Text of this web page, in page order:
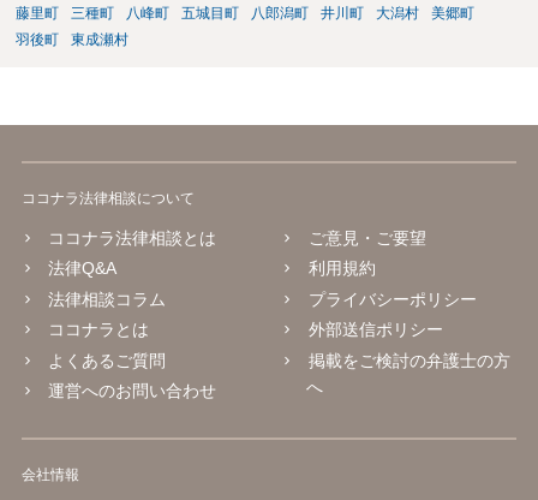
藤里町
三種町 八峰町 五城目町 八郎潟町 井川町 大潟村
美郷町
羽後町
東成瀬村
ココナラ法律相談について
ココナラ法律相談とは
法律Q&A
法律相談コラム
ココナラとは
よくあるご質問
運営へのお問い合わせ
ご意見・ご要望
利用規約
プライバシーポリシー
外部送信ポリシー
掲載をご検討の弁護士の方
へ
会社情報